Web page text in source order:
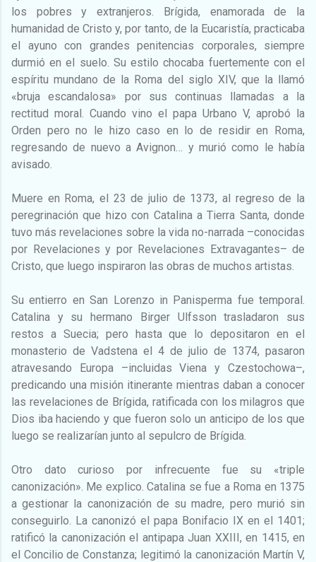
los pobres y extranjeros. Brígida, enamorada de la
humanidad de Cristo y, por tanto, de la Eucaristía, practicaba
el ayuno con grandes penitencias corporales, siempre
durmió en el suelo. Su estilo chocaba fuertemente con el
espíritu mundano de la Roma del siglo XIV, que la llamó
«bruja escandalosa» por sus continuas llamadas a la
rectitud moral. Cuando vino el papa Urbano V, aprobó la
Orden pero no le hizo caso en lo de residir en Roma,
regresando de nuevo a Avignon… y murió como le había
avisado.
Muere en Roma, el 23 de julio de 1373, al regreso de la
peregrinación que hizo con Catalina a Tierra Santa, donde
tuvo más revelaciones sobre la vida no-narrada –conocidas
por Revelaciones y por Revelaciones Extravagantes– de
Cristo, que luego inspiraron las obras de muchos artistas.
Su entierro en San Lorenzo in Panisperma fue temporal.
Catalina y su hermano Birger Ulfsson trasladaron sus
restos a Suecia; pero hasta que lo depositaron en el
monasterio de Vadstena el 4 de julio de 1374, pasaron
atravesando Europa –incluidas Viena y Czestochowa–,
predicando una misión itinerante mientras daban a conocer
las revelaciones de Brígida, ratificada con los milagros que
Dios iba haciendo y que fueron solo un anticipo de los que
luego se realizarían junto al sepulcro de Brígida.
Otro dato curioso por infrecuente fue su «triple
canonización». Me explico. Catalina se fue a Roma en 1375
a gestionar la canonización de su madre, pero murió sin
conseguirlo. La canonizó el papa Bonifacio IX en el 1401;
ratificó la canonización el antipapa Juan XXIII, en 1415, en
el Concilio de Constanza; legitimó la canonización Martín V,